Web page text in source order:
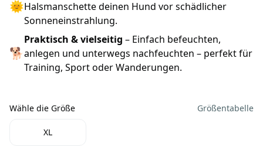
🌞Halsmanschette deinen Hund vor schädlicher
Sonneneinstrahlung.
🐕
Praktisch & vielseitig – Einfach befeuchten,
anlegen und unterwegs nachfeuchten – perfekt für
Training, Sport oder Wanderungen.
Wähle die Größe Größentabelle
XL